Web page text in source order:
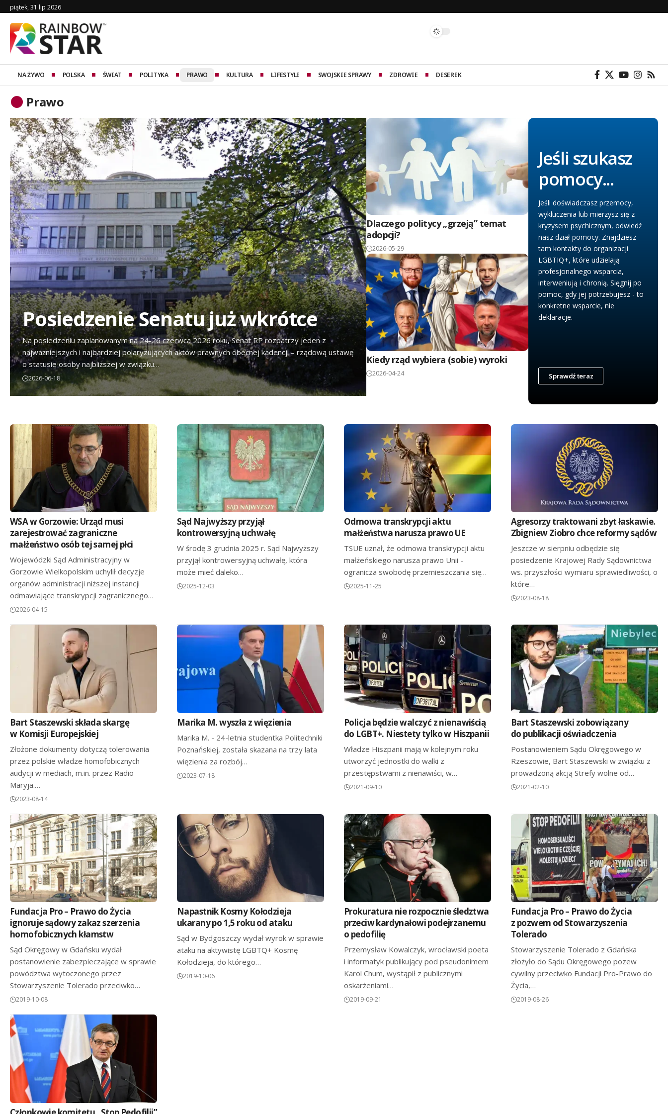
piątek, 31 lip 2026
NA ŻYWO POLSKA ŚWIAT POLITYKA PRAWO KULTURA LIFESTYLE SWOJSKIE SPRAWY ZDROWIE DESEREK
Prawo
Posiedzenie Senatu już wkrótce
Na posiedzeniu zaplanowanym na 24-26 czerwca 2026 roku, Senat RP rozpatrzy jeden z
najważniejszych i najbardziej polaryzujących aktów prawnych obecnej kadencji – rządową ustawę
o statusie osoby najbliższej w związku…
2026-06-18
Dlaczego politycy „grzeją” temat
adopcji?
2026-05-29
Kiedy rząd wybiera (sobie) wyroki
2026-04-24
Jeśli szukasz
pomocy...
Jeśli doświadczasz przemocy,
wykluczenia lub mierzysz się z
kryzysem psychicznym, odwiedź
nasz dział pomocy. Znajdziesz
tam kontakty do organizacji
LGBTIQ+, które udzielają
profesjonalnego wsparcia,
interweniują i chronią. Sięgnij po
pomoc, gdy jej potrzebujesz - to
konkretne wsparcie, nie
deklaracje.
Sprawdź teraz
WSA w Gorzowie: Urząd musi
zarejestrować zagraniczne
małżeństwo osób tej samej płci
Wojewódzki Sąd Administracyjny w
Gorzowie Wielkopolskim uchylił decyzje
organów administracji niższej instancji
odmawiające transkrypcji zagranicznego…
2026-04-15
Sąd Najwyższy przyjął
kontrowersyjną uchwałę
W środę 3 grudnia 2025 r. Sąd Najwyższy
przyjął kontrowersyjną uchwałę, która
może mieć daleko…
2025-12-03
Odmowa transkrypcji aktu
małżeństwa narusza prawo UE
TSUE uznał, że odmowa transkrypcji aktu
małżeńskiego narusza prawo Unii -
ogranicza swobodę przemieszczania się…
2025-11-25
Agresorzy traktowani zbyt łaskawie.
Zbigniew Ziobro chce reformy sądów
Jeszcze w sierpniu odbędzie się
posiedzenie Krajowej Rady Sądownictwa
ws. przyszłości wymiaru sprawiedliwości, o
które…
2023-08-18
Bart Staszewski składa skargę
w Komisji Europejskiej
Złożone dokumenty dotyczą tolerowania
przez polskie władze homofobicznych
audycji w mediach, m.in. przez Radio
Maryja.…
2023-08-14
Marika M. wyszła z więzienia
Marika M. - 24-letnia studentka Politechniki
Poznańskiej, została skazana na trzy lata
więzienia za rozbój…
2023-07-18
Policja będzie walczyć z nienawiścią
do LGBT+. Niestety tylko w Hiszpanii
Władze Hiszpanii mają w kolejnym roku
utworzyć jednostki do walki z
przestępstwami z nienawiści, w…
2021-09-10
Bart Staszewski zobowiązany
do publikacji oświadczenia
Postanowieniem Sądu Okręgowego w
Rzeszowie, Bart Staszewski w związku z
prowadzoną akcją Strefy wolne od…
2021-02-10
Fundacja Pro – Prawo do Życia
ignoruje sądowy zakaz szerzenia
homofobicznych kłamstw
Sąd Okręgowy w Gdańsku wydał
postanowienie zabezpieczające w sprawie
powództwa wytoczonego przez
Stowarzyszenie Tolerado przeciwko…
2019-10-08
Napastnik Kosmy Kołodzieja
ukarany po 1,5 roku od ataku
Sąd w Bydgoszczy wydał wyrok w sprawie
ataku na aktywistę LGBTQ+ Kosmę
Kołodzieja, do którego…
2019-10-06
Prokuratura nie rozpocznie śledztwa
przeciw kardynałowi podejrzanemu
o pedofilię
Przemysław Kowalczyk, wrocławski poeta
i informatyk publikujący pod pseudonimem
Karol Chum, wystąpił z publicznymi
oskarżeniami…
2019-09-21
Fundacja Pro – Prawo do Życia
z pozwem od Stowarzyszenia
Tolerado
Stowarzyszenie Tolerado z Gdańska
złożyło do Sądu Okręgowego pozew
cywilny przeciwko Fundacji Pro-Prawo do
Życia,…
2019-08-26